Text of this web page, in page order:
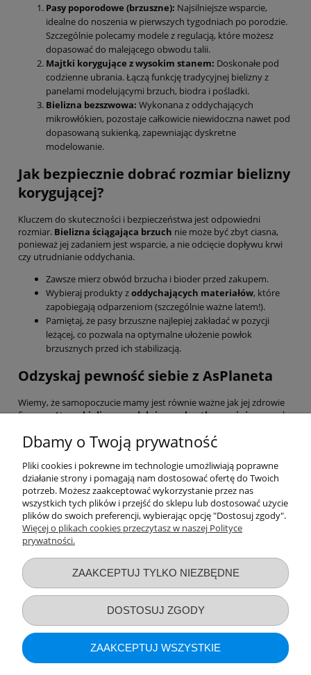
Pasy poporodowe (brzuszne): Najsilniejsze wsparcie,
idealne do noszenia w pierwszych tygodniach po porodzie.
Szczególnie polecamy modele z regulacją, które możesz
dopasować do malejącego obwodu talii.
Majtki korygujące z wysokim stanem: Doskonałe pod
codzienne ubrania. Łączą funkcję tradycyjnej bielizny z
panelami modelującymi brzuch, biodra i pośladki.
Bielizna bezszwowa: Wykonana z oddychających
mikrowłókien, pozostaje całkowicie niewidoczna nawet pod
dopasowaną sukienką, zapewniając dyskretne
modelowanie.
Jak bezpiecznie dobrać rozmiar bielizny
korygującej?
Kluczem do skuteczności i bezpieczeństwa jest odpowiedni
rozmiar. Bielizna ściągająca brzuch nie może być zbyt ciasna,
ponieważ jej zadaniem jest wsparcie, a nie odcięcie dopływu krwi
czy utrudnianie oddychania.
Zawsze mierz obwód brzucha i bioder przed zakupem.
Wybieraj produkty zoddychających materiałów, które
zapobiegają odparzeniom (szczególnie ważne latem!).
Pamiętaj, że pasy brzuszne najlepiej zakładać w pozycji
leżącej, co pozwala na optymalne ułożenie powłok
brzusznych przed ich stabilizacją.
Odzyskaj pewność siebie z AsPlaneta
Wiemy, że samopoczucie mamy jest równie ważne jak jej zdrowie
fizyczne. Naszabielizna modelująca sylwetkę po ciążypozwala
Dzięki zaawansowanym technologią kompresji, możesz cieszyć się
macierzyństwem, wiedząc, że Twoje ciało otrzymuje najlepszą
możliwą opiekę.
Wybierz sprawdzone rozwiązania i wróć do formy w swoim
tempie.
Informacje o sklepie
Dbamy o Twoją prywatność
Pliki cookies i pokrewne im technologie umożliwiają poprawne
działanie strony i pomagają nam dostosować ofertę do Twoich
potrzeb. Możesz zaakceptować wykorzystanie przez nas
wszystkich tych plików i przejść do sklepu lub dostosować użycie
plików do swoich preferencji, wybierając opcję "Dostosuj zgody".
Więcej o plikach cookies przeczytasz w naszej Polityce
prywatności.
ZAAKCEPTUJ TYLKO NIEZBĘDNE
DOSTOSUJ ZGODY
ZAAKCEPTUJ WSZYSTKIE